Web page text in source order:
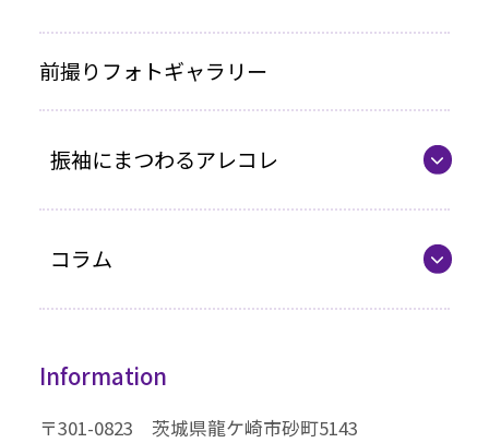
各種お支払い方法
車いすをご利用の方へ
企業情報
前撮りフォトギャラリー
振袖にまつわるアレコレ
コラム
成人式までの流れ
Information
〒301-0823 茨城県龍ケ崎市砂町5143